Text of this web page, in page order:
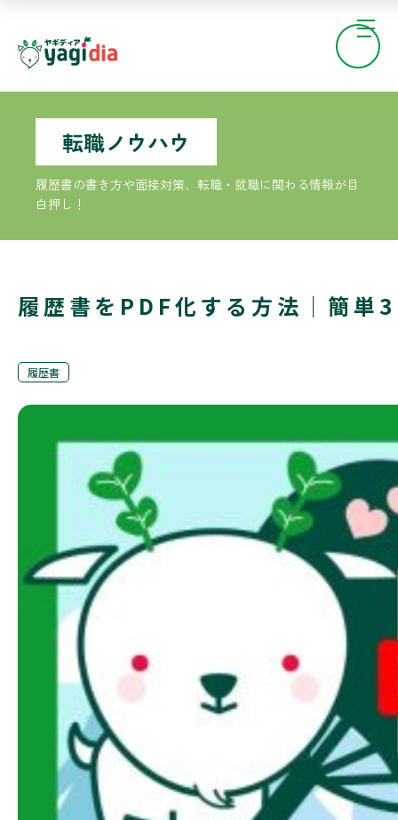
転職ノウハウ
履歴書の書き方や面接対策、転職・就職に関わる情報が目
白押し！
履歴書をPDF化する方法｜簡単
履歴書